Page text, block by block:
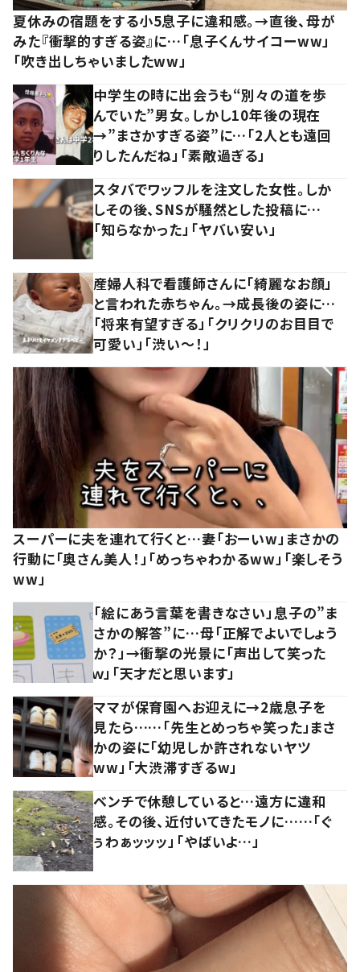
夏休みの宿題をする小5息子に違和感。→直後、母が
みた『衝撃的すぎる姿』に…「息子くんサイコーww」
「吹き出しちゃいましたww」
中学生の時に出会うも“別々の道を歩
んでいた”男女。しかし10年後の現在
→”まさかすぎる姿”に…「2人とも遠回
りしたんだね」「素敵過ぎる」
スタバでワッフルを注文した女性。しか
しその後、SNSが騒然とした投稿に…
「知らなかった」「ヤバい安い」
産婦人科で看護師さんに「綺麗なお顔」
と言われた赤ちゃん。→成長後の姿に…
「将来有望すぎる」「クリクリのお目目で
可愛い」「渋い～！」
スーパーに夫を連れて行くと…妻「おーいw」まさかの
行動に「奥さん美人！」「めっちゃわかるww」「楽しそう
ww」
「絵にあう言葉を書きなさい」息子の”ま
さかの解答”に…母「正解でよいでしょう
か？」→衝撃の光景に「声出して笑った
ｗ」「天才だと思います」
ママが保育園へお迎えに→2歳息子を
見たら……「先生とめっちゃ笑った」まさ
かの姿に「幼児しか許されないヤツ
ww」「大渋滞すぎるw」
ベンチで休憩していると…遠方に違和
感。その後、近付いてきたモノに……「ぐ
ぅわぁッッッ」「やばいよ…」